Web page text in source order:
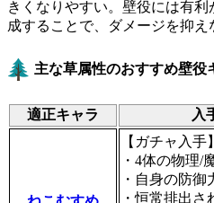
きくなりやすい。壁役には有
成することで、ダメージを抑え
主な草属性のおすすめ壁役
適正キャラ 入
【ガチャ入手】
・4体の物理/
・自身の防御
・恒常排出さ